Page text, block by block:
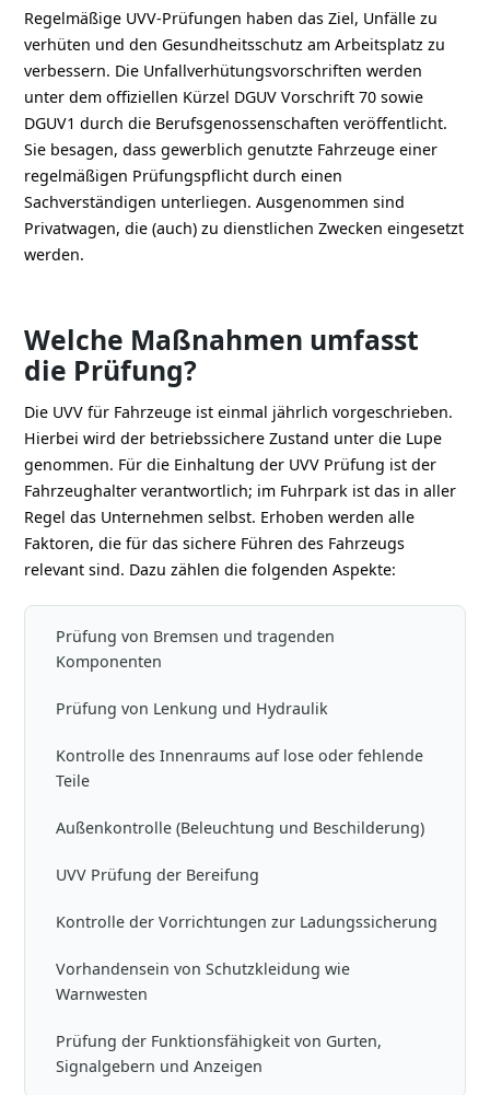
Regelmäßige UVV-Prüfungen haben das Ziel, Unfälle zu
verhüten und den Gesundheitsschutz am Arbeitsplatz zu
verbessern. Die Unfallverhütungsvorschriften werden
unter dem offiziellen Kürzel DGUV Vorschrift 70 sowie
DGUV1 durch die Berufsgenossenschaften veröffentlicht.
Sie besagen, dass gewerblich genutzte Fahrzeuge einer
regelmäßigen Prüfungspflicht durch einen
Sachverständigen unterliegen. Ausgenommen sind
Privatwagen, die (auch) zu dienstlichen Zwecken eingesetzt
werden.
Welche Maßnahmen umfasst
die Prüfung?
Die UVV für Fahrzeuge ist einmal jährlich vorgeschrieben.
Hierbei wird der betriebssichere Zustand unter die Lupe
genommen. Für die Einhaltung der UVV Prüfung ist der
Fahrzeughalter verantwortlich; im Fuhrpark ist das in aller
Regel das Unternehmen selbst. Erhoben werden alle
Faktoren, die für das sichere Führen des Fahrzeugs
relevant sind. Dazu zählen die folgenden Aspekte:
Prüfung von Bremsen und tragenden
Komponenten
Prüfung von Lenkung und Hydraulik
Kontrolle des Innenraums auf lose oder fehlende
Teile
Außenkontrolle (Beleuchtung und Beschilderung)
UVV Prüfung der Bereifung
Kontrolle der Vorrichtungen zur Ladungssicherung
Vorhandensein von Schutzkleidung wie
Warnwesten
Prüfung der Funktionsfähigkeit von Gurten,
Signalgebern und Anzeigen